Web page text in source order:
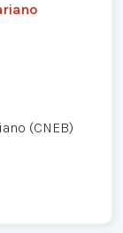
(CNEB)